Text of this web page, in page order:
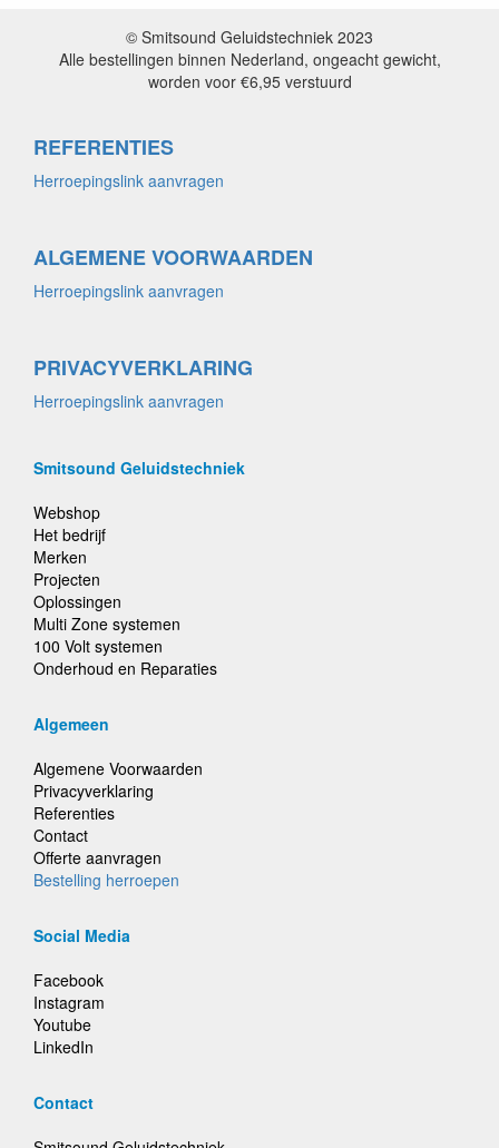
© Smitsound Geluidstechniek 2023
Alle bestellingen binnen Nederland, ongeacht gewicht,
worden voor €6,95 verstuurd
REFERENTIES
Herroepingslink aanvragen
ALGEMENE VOORWAARDEN
Herroepingslink aanvragen
PRIVACYVERKLARING
Herroepingslink aanvragen
Smitsound Geluidstechniek
Webshop
Het bedrijf
Merken
Projecten
Oplossingen
Multi Zone systemen
100 Volt systemen
Onderhoud en Reparaties
Algemeen
Algemene Voorwaarden
Privacyverklaring
Referenties
Contact
Offerte aanvragen
Bestelling herroepen
Social Media
Facebook
Instagram
Youtube
LinkedIn
Contact